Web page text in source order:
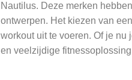
Nautilus. Deze merken
ontwerpen. Het kiezen van
workout uit te voeren. Of je
en veelzijdige